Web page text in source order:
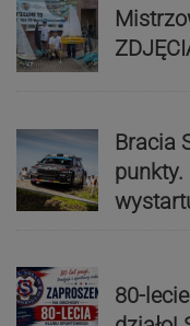
Bracia
80-